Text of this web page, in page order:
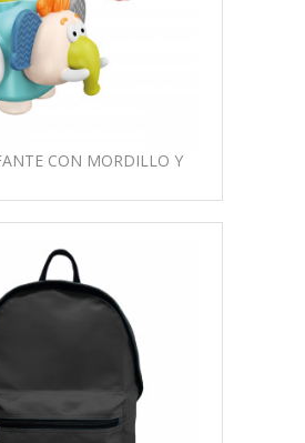
CON MORDILLO Y